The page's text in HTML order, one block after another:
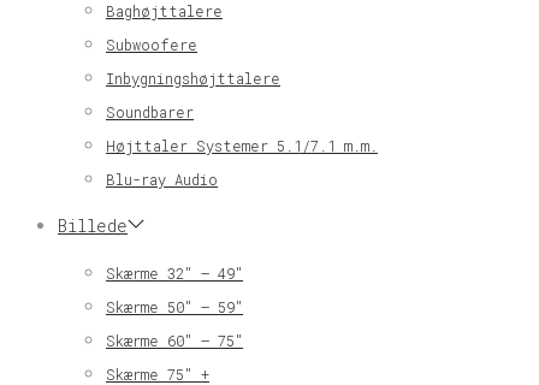
Baghøjttalere
Subwoofere
Inbygningshøjttalere
Soundbarer
Højttaler Systemer 5.1/7.1 m.m.
Blu-ray Audio
Billede
Skærme 32″ – 49″
Skærme 50″ – 59″
Skærme 60″ – 75″
Skærme 75″ +